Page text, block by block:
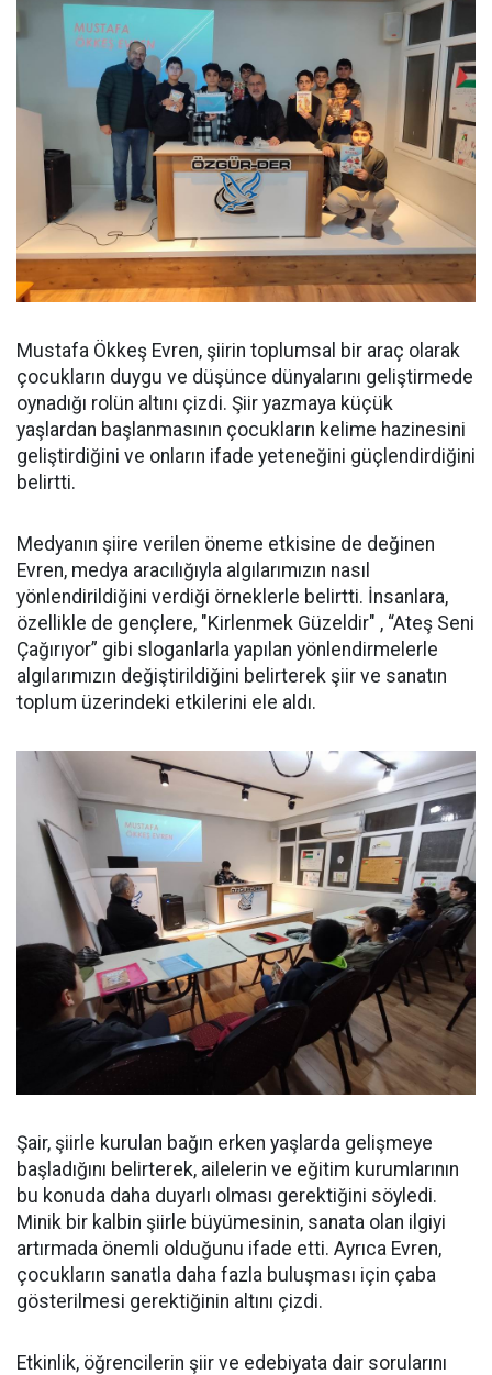
Mustafa Ökkeş Evren, şiirin toplumsal bir araç olarak
çocukların duygu ve düşünce dünyalarını geliştirmede
oynadığı rolün altını çizdi. Şiir yazmaya küçük
yaşlardan başlanmasının çocukların kelime hazinesini
geliştirdiğini ve onların ifade yeteneğini güçlendirdiğini
belirtti.
Medyanın şiire verilen öneme etkisine de değinen
Evren, medya aracılığıyla algılarımızın nasıl
yönlendirildiğini verdiği örneklerle belirtti. İnsanlara,
özellikle de gençlere, "Kirlenmek Güzeldir" , “Ateş Seni
Çağırıyor” gibi sloganlarla yapılan yönlendirmelerle
algılarımızın değiştirildiğini belirterek şiir ve sanatın
toplum üzerindeki etkilerini ele aldı.
Şair, şiirle kurulan bağın erken yaşlarda gelişmeye
başladığını belirterek, ailelerin ve eğitim kurumlarının
bu konuda daha duyarlı olması gerektiğini söyledi.
Minik bir kalbin şiirle büyümesinin, sanata olan ilgiyi
artırmada önemli olduğunu ifade etti. Ayrıca Evren,
çocukların sanatla daha fazla buluşması için çaba
gösterilmesi gerektiğinin altını çizdi.
Etkinlik, öğrencilerin şiir ve edebiyata dair sorularını